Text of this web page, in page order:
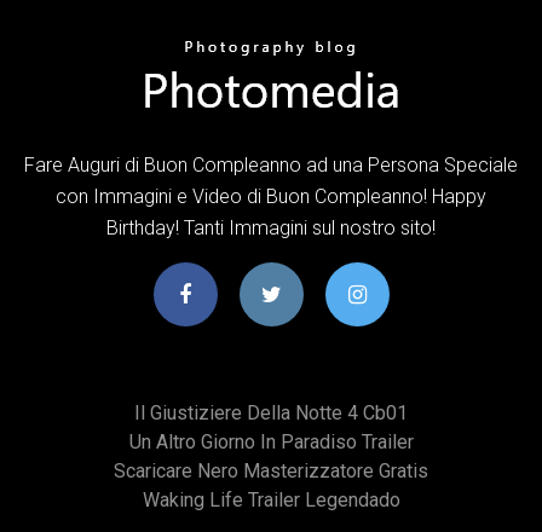
Fare Auguri di Buon Compleanno ad una Persona Speciale
con Immagini e Video di Buon Compleanno! Happy
Birthday! Tanti Immagini sul nostro sito!
Il Giustiziere Della Notte 4 Cb01
Un Altro Giorno In Paradiso Trailer
Scaricare Nero Masterizzatore Gratis
Waking Life Trailer Legendado